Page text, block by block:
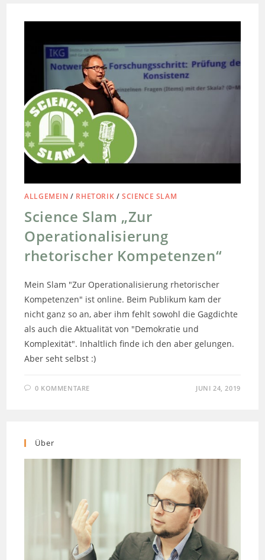
ALLGEMEIN / RHETORIK /SCIENCE SLAM
Science Slam „Zur
Operationalisierung
rhetorischer Kompetenzen“
Mein Slam "Zur Operationalisierung rhetorischer
Kompetenzen" ist online. Beim Publikum kam der
nicht ganz so an, aber ihm fehlt sowohl die Gagdichte
als auch die Aktualität von "Demokratie und
Komplexität". Inhaltlich finde ich den aber gelungen.
Aber seht selbst :)
0 KOMMENTARE JUNI 24, 2019
Über